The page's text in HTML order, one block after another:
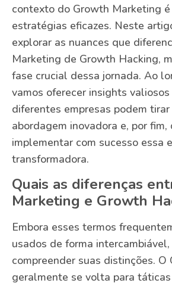
contexto do Growth Marketing
estratégias eficazes. Neste
explorar as nuances que
Marketing de Growth Hacking,
fase crucial dessa jornada. Ao
vamos oferecer insights
diferentes empresas podem
abordagem inovadora e, por fim,
implementar com sucesso essa
transformadora.
Quais as diferenças
Marketing e Growth
Embora esses termos
usados de forma
compreender suas distinções.
geralmente se volta para